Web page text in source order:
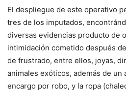
El despliegue de este operativo
tres de los imputados,
diversas evidencias producto de
intimidación cometido después
de frustrado, entre ellos, joyas,
animales exóticos, además de un
encargo por robo, y la ropa